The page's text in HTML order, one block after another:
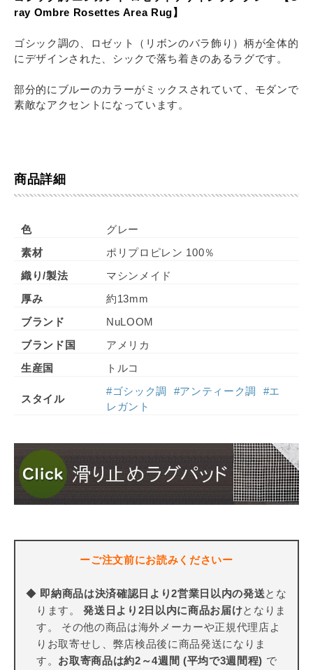
ray Ombre Rosettes Area Rug】
ゴシック調の、ロゼット（リボンのバラ飾り）柄が全体的
にデザインされた、シックで落ち着きのあるラグです。
部分的にブルーのカラーがミックスされていて、モダンで
素敵なアクセントになっています。
商品詳細
色
グレー
素材
ポリプロピレン 100％
織り/製法
マシンメイド
厚み
約13mm
ブランド
NuLOOM
ブランド国
アメリカ
生産国
トルコ
スタイル
#ゴシック調 #アンティーク調
#エ
レガント
ーご注文前にお読みくださいー
◆ 即納商品は決済確認日より2営業日以内の発送とな
ります。発送日より2日以内に商品お届けとなりま
す。 その他の商品は海外メーカーや正規代理店よ
りお取寄せし、弊店検品後に商品発送になりま
す。 お取寄商品は約2～4週間 (平均で3週間程) で